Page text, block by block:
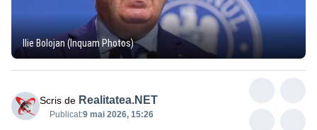
Ilie Bolojan (Inquam Photos)
Scris de Realitatea.NET
Publicat:9 mai 2026, 15:26